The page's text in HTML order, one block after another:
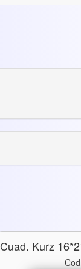
Cuad. Kurz